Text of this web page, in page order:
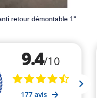
1"